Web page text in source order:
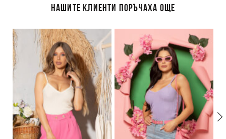
НАШИТЕ КЛИЕНТИ ПОРЪЧАХА ОЩЕ